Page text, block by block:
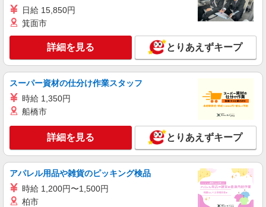
派遣社員
株式会社kotrio /●SD-H-2066466
タイパ最強！希望の働き方が叶う有料住宅のス
タッフ★＠福島市
時給1350円〜2062円 ＜日払い有/週払い有/交
通費全支給(ガソリン代含む)＞
福島市 最寄り駅：福島
株式会社kotrio /●SD-H-1975255
福島市★シフト柔軟で長く働きやすいシニア向
けマンション
時給1350円〜2062円 ＜日払い有/週払い有/交
日給 15,850円
箕面市
詳細を見る とりあえずキープ
スーパー資材の仕分け作業スタッフ
時給 1,350円
船橋市
詳細を見る とりあえずキープ
アパレル用品や雑貨のピッキング検品
時給 1,200円〜1,500円
柏市